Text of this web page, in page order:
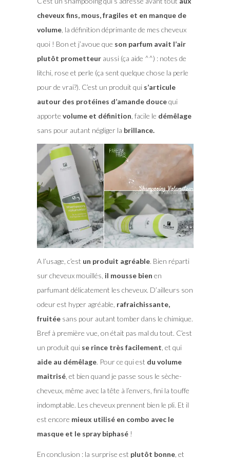
cheveux fins, mous, fragiles et en manque de
volume, la définition déprimante de mes cheveux
quoi ! Bon et j’avoue que son parfum avait l’air
plutôt prometteuraussi (ça aide ^^) : notes de
litchi, rose et perle (ça sent quelque chose la perle
pour de vrai?). C’est un produit qui s’articule
autour des protéines d’amande doucequi
apporte volume et définition, facile le démêlage
sans pour autant négliger la brillance.
A l’usage, c’est un produit agréable. Bien réparti
sur cheveux mouillés, il mousse bien en
parfumant délicatement les cheveux. D’ailleurs son
odeur est hyper agréable, rafraichissante,
fruitéesans pour autant tomber dans le chimique.
Bref à première vue, on était pas mal du tout. C’est
un produit qui se rince très facilement , et qui
aide au démêlage. Pour ce qui est du volume
maitrisé, et bien quand je passe sous le sèche-
cheveux, même avec la tête à l’envers, fini la touffe
indomptable. Les cheveux prennent bien le pli. Et il
est encore mieux utilisé en combo avec le
masque et le spray biphasé!
En conclusion : la surprise est plutôt bonne, et